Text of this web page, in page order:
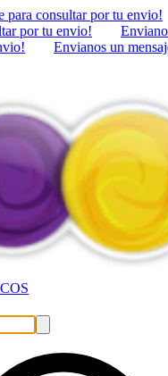
para consultar por tu envio!
por tu envio!
Envianos un